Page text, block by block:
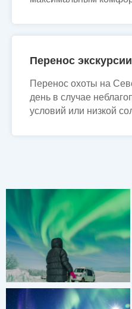
Перенос экскурсии
Перенос охоты на
день в случае
условий или низкой